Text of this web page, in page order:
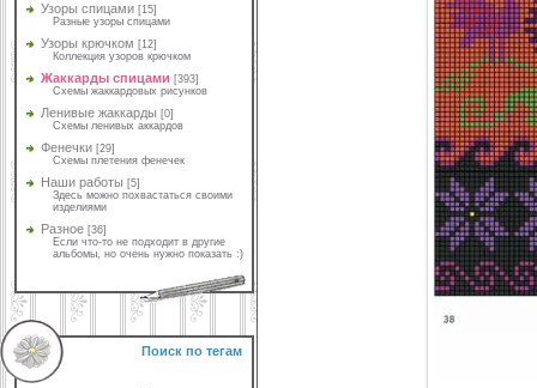
Узоры спицами [15]
Разные узоры спицами
Узоры крючком [12]
Коллекция узоров крючком
Жаккарды спицами [393]
Схемы жаккардовых рисунков
Ленивые жаккарды [0]
Схемы ленивых аккардов
Фенечки [29]
Схемы плетения фенечек
Наши работы [5]
Здесь можно похвастаться своими
изделиями
Разное [36]
Если что-то не подходит в другие
альбомы, но очень нужно показать :)
Поиск по тегам